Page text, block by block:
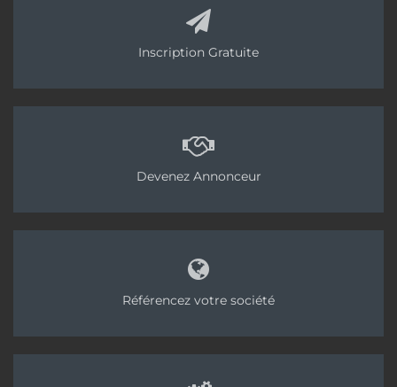
Inscription Gratuite
Devenez Annonceur
Référencez votre société